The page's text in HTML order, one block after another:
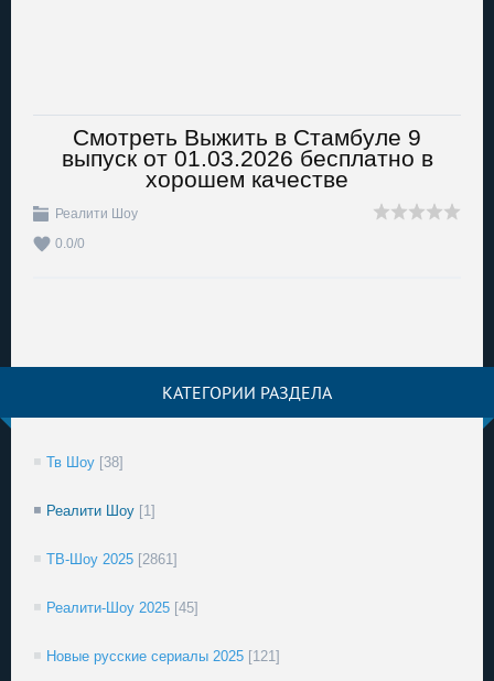
Смотреть Выжить в Стамбуле 9
выпуск от 01.03.2026 бесплатно в
хорошем качестве
Реалити Шоу
0.0/0
КАТЕГОРИИ РАЗДЕЛА
Тв Шоу [38]
Реалити Шоу [1]
ТВ-Шоу 2025 [2861]
Реалити-Шоу 2025 [45]
Новые русские сериалы 2025 [121]